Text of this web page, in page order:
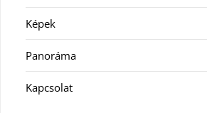
Képek
Panoráma
Kapcsolat